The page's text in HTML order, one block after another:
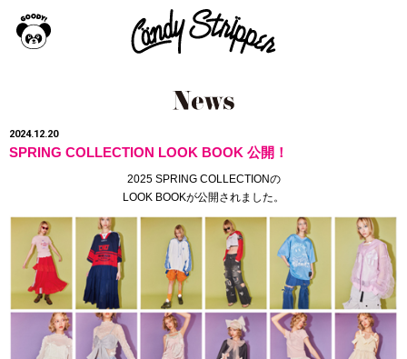
2024.12.20
SPRING COLLECTION LOOK BOOK 公開！
2025 SPRING COLLECTIONの
LOOK BOOKが公開されました。